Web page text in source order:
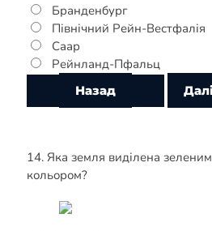
Бранденбург
Північний Рейн-Вестфалія
Саар
Рейнланд-Пфальц
14. Яка земля виділена зеленим
кольором?